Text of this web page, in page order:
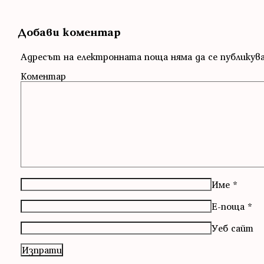
Добави коментар
Адресът на електронната поща няма да се
Коментар
Име *
Е-поща *
Уеб сайт